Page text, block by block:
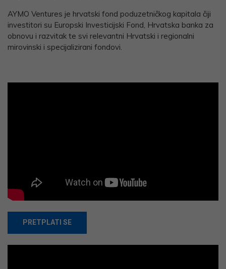
AYMO Ventures je hrvatski fond poduzetničkog kapitala čiji
investitori su Europski Investicijski Fond, Hrvatska banka za
obnovu i razvitak te svi relevantni Hrvatski i regionalni
mirovinski i specijalizirani fondovi.
PRETPLATI SE